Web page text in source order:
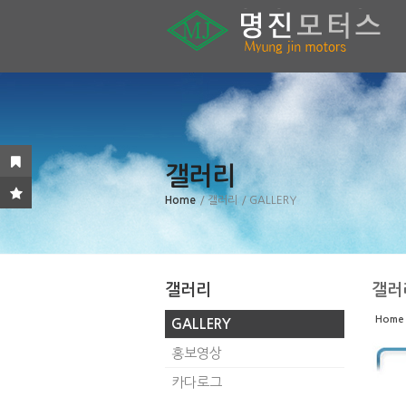
갤러리
Home / 갤러리 / GALLERY
갤러리
GALLERY
홍보영상
카다로그
갤러
Home
Sketchbook5, 스케치북5
Sketchbook5, 스케치북5
Sketchbook5, 스케치북5
Sketchbook5, 스케치북5